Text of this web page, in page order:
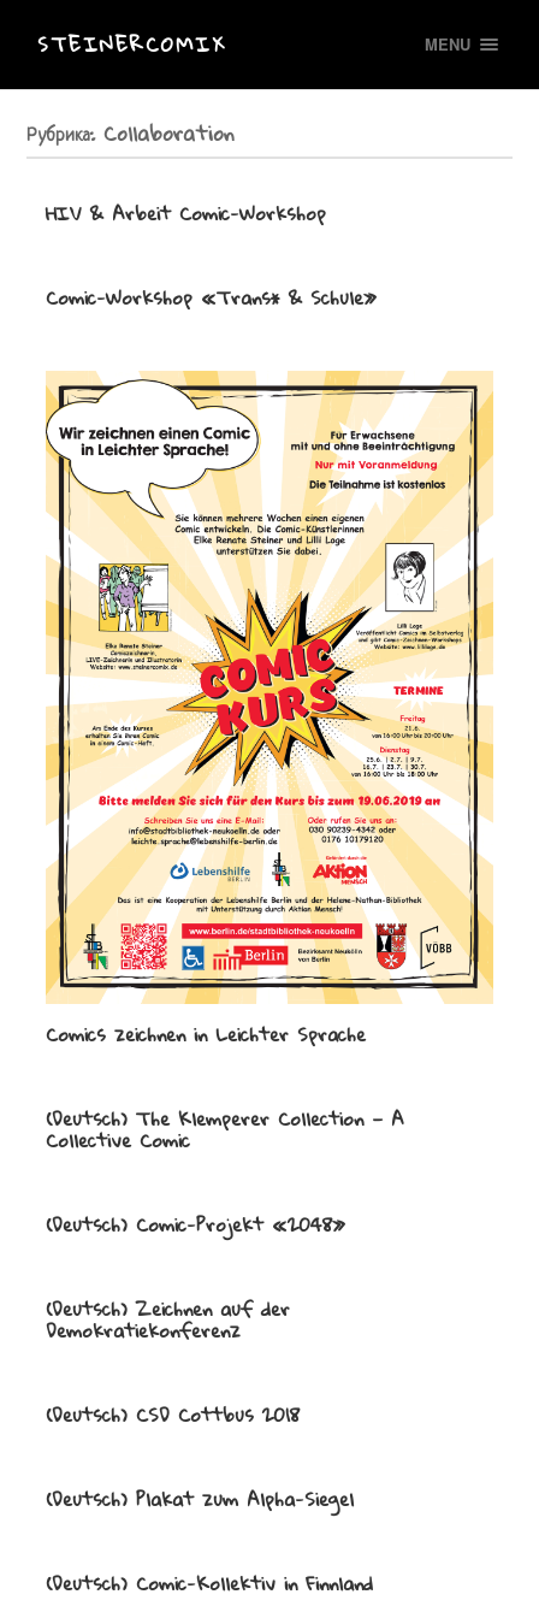
STEINERCOMIX MENU
Рубрика:Collaboration
HIV & Arbeit Comic-Workshop
Comic-Workshop «Trans* & Schule»
Comics zeichnen in Leichter Sprache
(Deutsch) The Klemperer Collection — A
Collective Comic
(Deutsch) Comic-Projekt «2048»
(Deutsch) Zeichnen auf der
Demokratiekonferenz
(Deutsch) CSD Cottbus 2018
(Deutsch) Plakat zum Alpha-Siegel
(Deutsch) Comic-Kollektiv in Finnland